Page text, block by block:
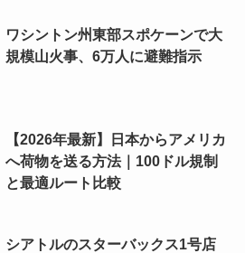
ワシントン州東部スポケーンで大
規模山火事、6万人に避難指示
【2026年最新】日本からアメリカ
へ荷物を送る方法｜100ドル規制
と最適ルート比較
シアトルのスターバックス1号店